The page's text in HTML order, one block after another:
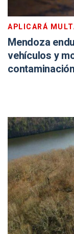
APLICARÁ
Mendoza
vehículos y